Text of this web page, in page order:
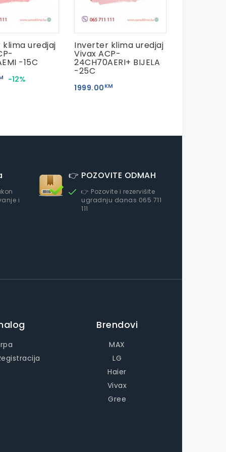
uredjaj
-15C
-12%
Inverter klima uredjaj
Vivax ACP-
24CH70AERI+ BIJELA
-25C
1999.00 KM
i
👉 POZOVITE ODMAH
👉 Pozovite i rezervišite
ugradnju danas 065 711
111
Brendovi
MAX
LG
Haier
Vivax
Gree